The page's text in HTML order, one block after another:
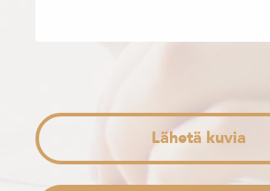
Lähetä kuvia